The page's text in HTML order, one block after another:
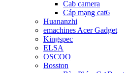
Cab camera
Cáp mạng cat6
Huananzhi
emachines Acer Gadget
Kingspec
ELSA
OSCOO
Bosston